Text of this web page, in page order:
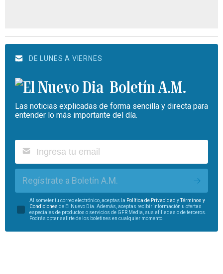
DE LUNES A VIERNES
Boletín A.M.
Las noticias explicadas de forma sencilla y directa para
entender lo más importante del día.
Regístrate a Boletín A.M.
Al someter tu correo electrónico, aceptas la Política de Privacidad y
Términos y
Condiciones de El Nuevo Día. Además, aceptas recibir información u ofertas
especiales de productos o servicios de GFR Media, sus afiliadas o de terceros.
Podrás optar salirte de los boletines en cualquier momento.